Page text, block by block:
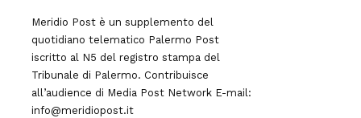
Meridio Post è un supplemento del
quotidiano telematico Palermo Post
iscritto al N5 del registro stampa del
Tribunale di Palermo. Contribuisce
all’audience di Media Post Network E-mail:
info@meridiopost.it